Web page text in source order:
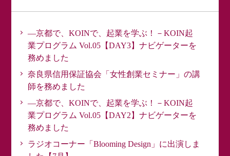
―京都で、KOINで、起業を学ぶ！－KOIN起
業プログラム Vol.05【DAY3】ナビゲーターを
務めました
奈良県信用保証協会「女性創業セミナー」の講
師を務めました
―京都で、KOINで、起業を学ぶ！－KOIN起
業プログラム Vol.05【DAY2】ナビゲーターを
務めました
ラジオコーナー「Blooming Design」に出演しま